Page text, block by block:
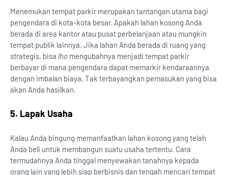
Menemukan tempat parkir merupakan tantangan utama bagi
pengendara di kota-kota besar. Apakah lahan kosong Anda
berada di area kantor atau pusat perbelanjaan atau mungkin
tempat publik lainnya. Jika lahan Anda berada di ruang yang
strategis, bisa lho mengubahnya menjadi tempat parkir
berbayar di mana pengendara dapat memarkir kendaraannya
dengan imbalan biaya. Tak terbayangkan pemasukan yang bisa
akan Anda hasilkan.
5. Lapak Usaha
Kalau Anda bingung memanfaatkan lahan kosong yang telah
Anda beli untuk membangun suatu usaha tertentu. Cara
termudahnya Anda tinggal menyewakan tanahnya kepada
orang lain yang lebih siap berbisnis dan tengah mencari tempat